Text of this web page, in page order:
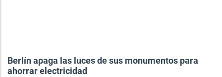
Berlín apaga las luces de sus monumentos para
ahorrar electricidad